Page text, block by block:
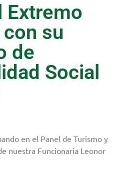
Extremo
su
de
Social
en el Panel de Turismo y
nuestra Funcionaria Leonor